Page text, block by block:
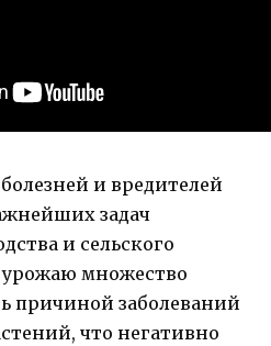
и вредителей
задач
и сельского
урожаю множество
причиной заболеваний
что негативно